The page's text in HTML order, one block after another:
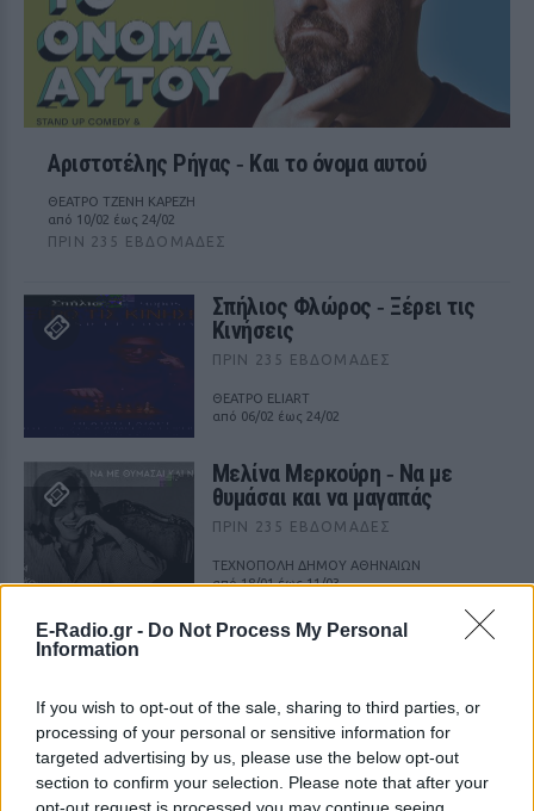
E-Radio.gr - Do Not Process My Personal
Information
If you wish to opt-out of the sale, sharing to third parties, or
processing of your personal or sensitive information for
targeted advertising by us, please use the below opt-out
section to confirm your selection. Please note that after your
opt-out request is processed you may continue seeing
Αριστοτέλης Ρήγας ‑ Kαι το όνομα αυτού
ΘΕΑΤΡΟ ΤΖΕΝΗ ΚΑΡΕΖΗ
από 10/02 έως 24/02
ΠΡΙΝ 235 ΕΒΔΟΜΆΔΕΣ
Σπήλιος Φλώρος ‑ Ξέρει τις
Κινήσεις
ΠΡΙΝ 235 ΕΒΔΟΜΆΔΕΣ
ΘΕΑΤΡΟ ELIART
από 06/02 έως 24/02
Μελίνα Μερκούρη ‑ Να με
θυμάσαι και να μαγαπάς
ΠΡΙΝ 235 ΕΒΔΟΜΆΔΕΣ
ΤΕΧΝΟΠΟΛΗ ΔΗΜΟΥ ΑΘΗΝΑΙΩΝ
από 18/01 έως 11/03
Ειδύλλια οδός Eidylliaodos
ΤΕΧΝΟΠΟΛΗ ΔΗΜΟΥ ΑΘΗΝΑΙΩΝ
από 18/01 έως 06/03